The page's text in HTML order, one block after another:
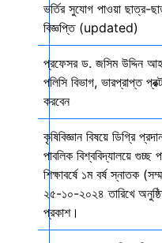
ভর্তির সুযোগ পাওয়া ছাত্র-
বিজ্ঞপ্তি (updated)
প্রফেসর ড. জসিম উদ্দিন
পলিসি বিভাগ, ভারপ্রাপ্ত
করবেন
কৃষিবিজ্ঞান বিষয়ে ডিগ্রি
পাবলিক বিশ্ববিদ্যালয়ে
শিক্ষাবর্ষে ১ম বর্ষ স্নাতক
২৫-১০-২০২৪ তারিখে
প্রকাশ।